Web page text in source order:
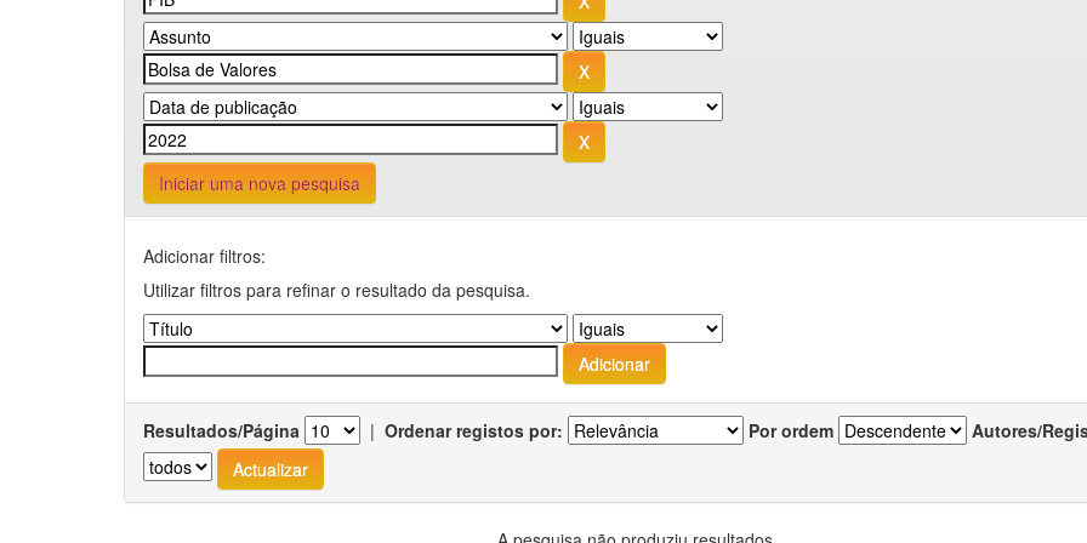
Iniciar uma nova pesquisa
Adicionar filtros:
Utilizar filtros para refinar o resultado da pesquisa.
Resultados/Página | Ordenar registos por: Por ordem Autores/